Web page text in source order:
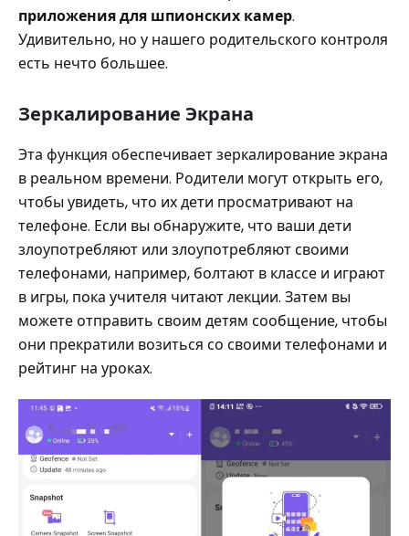
приложения для шпионских камер.
Удивительно, но у нашего родительского контроля
есть нечто большее.
Зеркалирование Экрана
Эта функция обеспечивает зеркалирование экрана
в реальном времени. Родители могут открыть его,
чтобы увидеть, что их дети просматривают на
телефоне. Если вы обнаружите, что ваши дети
злоупотребляют или злоупотребляют своими
телефонами, например, болтают в классе и играют
в игры, пока учителя читают лекции. Затем вы
можете отправить своим детям сообщение, чтобы
они прекратили возиться со своими телефонами и
рейтинг на уроках.